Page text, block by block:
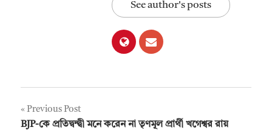
See author's posts
Post
Previous Post
BJP-কে প্রতিদ্বন্দ্বী মনে করেন না তৃণমূল প্রার্থী খগেশ্বর রায়